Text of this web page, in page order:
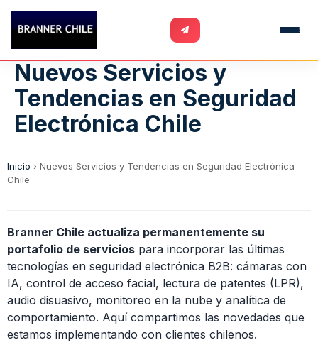
Nuevos Servicios y
Tendencias en Seguridad
Electrónica Chile
Inicio › Nuevos Servicios y Tendencias en Seguridad Electrónica
Chile
Branner Chile actualiza permanentemente su
portafolio de servicios para incorporar las últimas
tecnologías en seguridad electrónica B2B: cámaras con
IA, control de acceso facial, lectura de patentes (LPR),
audio disuasivo, monitoreo en la nube y analítica de
comportamiento. Aquí compartimos las novedades que
estamos implementando con clientes chilenos.